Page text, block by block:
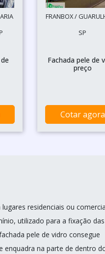
FRANBOX /
SP
Fachada pele de
preço
Cotar agora
residenciais ou
utilizado para a fixação das
pele de vidro consegue
enquadra na parte de dentro